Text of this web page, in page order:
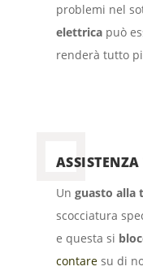
problemi nel
elettricapuò
renderà tutto
Un guasto alla
scocciatura
e questa si
contaresu di